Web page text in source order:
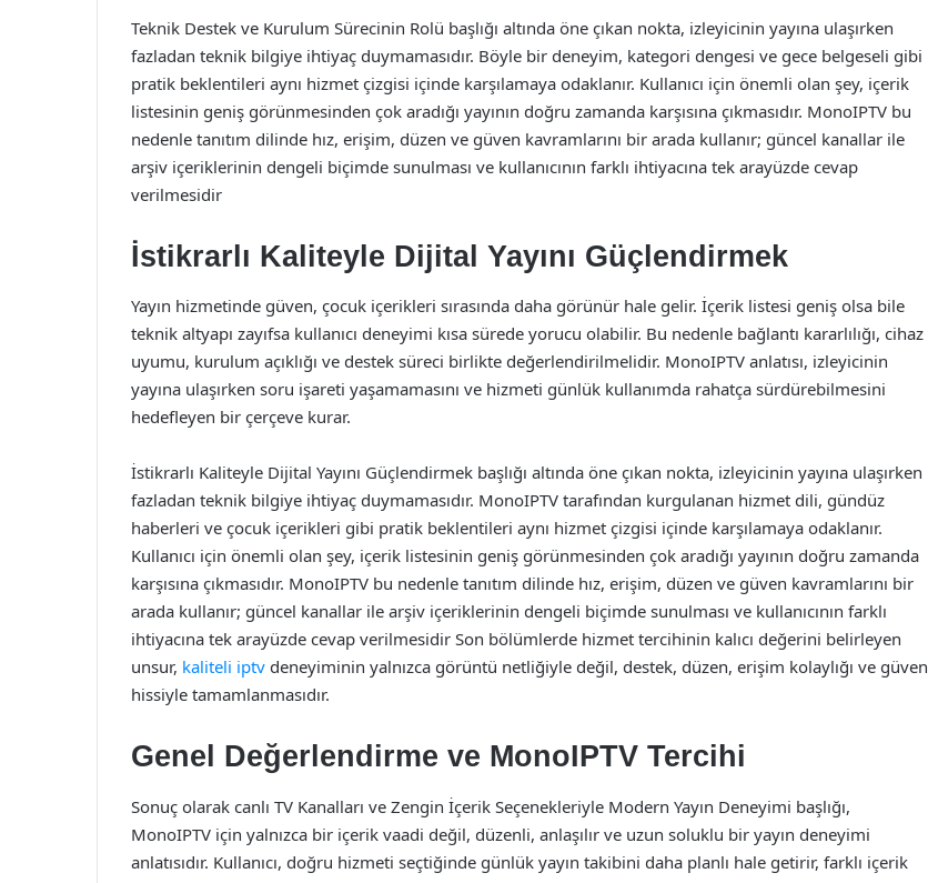
Teknik Destek ve Kurulum Sürecinin Rolü başlığı altında öne çıkan nokta, izleyicinin yayına ulaşırken
fazladan teknik bilgiye ihtiyaç duymamasıdır. Böyle bir deneyim, kategori dengesi ve gece belgeseli gibi
pratik beklentileri aynı hizmet çizgisi içinde karşılamaya odaklanır. Kullanıcı için önemli olan şey, içerik
listesinin geniş görünmesinden çok aradığı yayının doğru zamanda karşısına çıkmasıdır. MonoIPTV bu
nedenle tanıtım dilinde hız, erişim, düzen ve güven kavramlarını bir arada kullanır; güncel kanallar ile
arşiv içeriklerinin dengeli biçimde sunulması ve kullanıcının farklı ihtiyacına tek arayüzde cevap
verilmesidir
İstikrarlı Kaliteyle Dijital Yayını Güçlendirmek
Yayın hizmetinde güven, çocuk içerikleri sırasında daha görünür hale gelir. İçerik listesi geniş olsa bile
teknik altyapı zayıfsa kullanıcı deneyimi kısa sürede yorucu olabilir. Bu nedenle bağlantı kararlılığı, cihaz
uyumu, kurulum açıklığı ve destek süreci birlikte değerlendirilmelidir. MonoIPTV anlatısı, izleyicinin
yayına ulaşırken soru işareti yaşamamasını ve hizmeti günlük kullanımda rahatça sürdürebilmesini
hedefleyen bir çerçeve kurar.
İstikrarlı Kaliteyle Dijital Yayını Güçlendirmek başlığı altında öne çıkan nokta, izleyicinin yayına ulaşırken
fazladan teknik bilgiye ihtiyaç duymamasıdır. MonoIPTV tarafından kurgulanan hizmet dili, gündüz
haberleri ve çocuk içerikleri gibi pratik beklentileri aynı hizmet çizgisi içinde karşılamaya odaklanır.
Kullanıcı için önemli olan şey, içerik listesinin geniş görünmesinden çok aradığı yayının doğru zamanda
karşısına çıkmasıdır. MonoIPTV bu nedenle tanıtım dilinde hız, erişim, düzen ve güven kavramlarını bir
arada kullanır; güncel kanallar ile arşiv içeriklerinin dengeli biçimde sunulması ve kullanıcının farklı
ihtiyacına tek arayüzde cevap verilmesidir Son bölümlerde hizmet tercihinin kalıcı değerini belirleyen
unsur, kaliteli iptv deneyiminin yalnızca görüntü netliğiyle değil, destek, düzen, erişim kolaylığı ve güven
hissiyle tamamlanmasıdır.
Genel Değerlendirme ve MonoIPTV Tercihi
Sonuç olarak canlı TV Kanalları ve Zengin İçerik Seçenekleriyle Modern Yayın Deneyimi başlığı,
MonoIPTV için yalnızca bir içerik vaadi değil, düzenli, anlaşılır ve uzun soluklu bir yayın deneyimi
anlatısıdır. Kullanıcı, doğru hizmeti seçtiğinde günlük yayın takibini daha planlı hale getirir, farklı içerik